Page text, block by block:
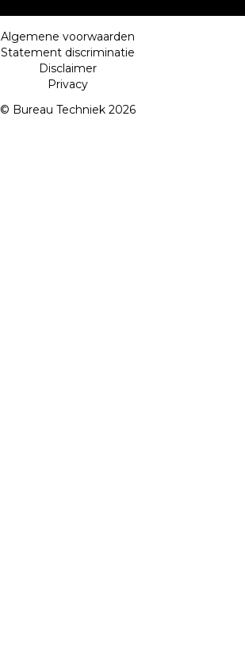
Algemene voorwaarden
Statement discriminatie
Disclaimer
Privacy
© Bureau Techniek 2026